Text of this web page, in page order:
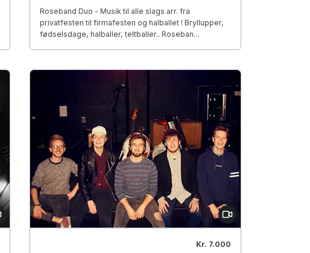
Roseband Duo - Musik til alle slags arr. fra
privatfesten til firmafesten og halballet ! Bryllupper,
fødselsdage, halballer, teltballer.. Roseban...
Kr. 7.000